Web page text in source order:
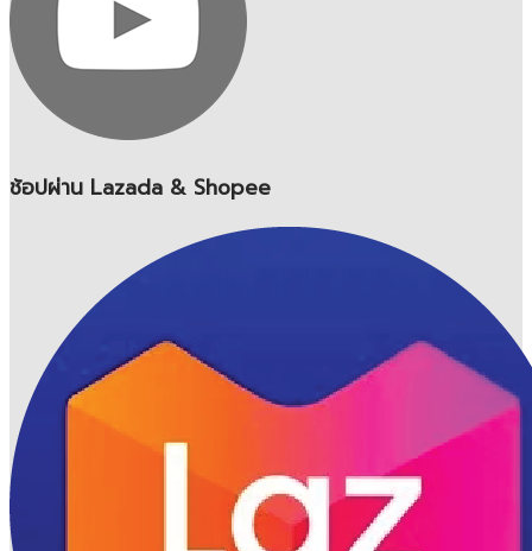
ช้อปผ่าน Lazada & Shopee